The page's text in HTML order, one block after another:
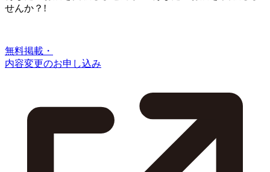
せんか？!
無料掲載・
内容変更のお申し込み